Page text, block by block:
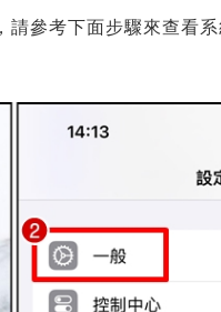
參考下面步驟來查看系